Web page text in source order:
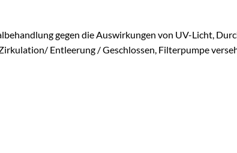
gegen die Auswirkungen von UV-Licht,
Entleerung / Geschlossen, Filterpumpe